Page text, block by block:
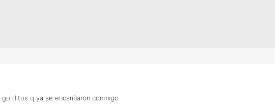
q ya se encariñaron conmigo